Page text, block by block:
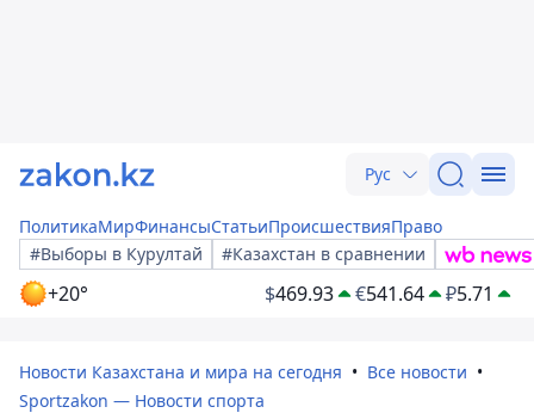
Рус
ПолитикаМирФинансыСтатьиПроисшествияПраво
#Выборы в Курултай
#Казахстан в сравнении
+20° $469.93 €541.64 ₽5.71
Новости Казахстана и мира на сегодня
Все новости
Sportzakon — Новости спорта